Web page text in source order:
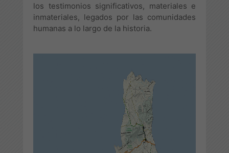
los testimonios significativos, materiales e
inmateriales, legados por las comunidades
humanas a lo largo de la historia.